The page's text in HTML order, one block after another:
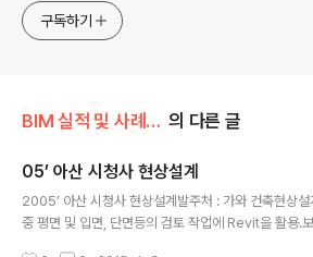
구독하기
BIM 실적 및 사례/BIM 설계 및 용역 의 다른 글
05’ 아산 시청사 현상설계
2005’ 아산 시청사 현상설계발주처 : 가와 건축현상설
중 평면 및 입면, 단면등의 검토 작업에 Revit을 활용.